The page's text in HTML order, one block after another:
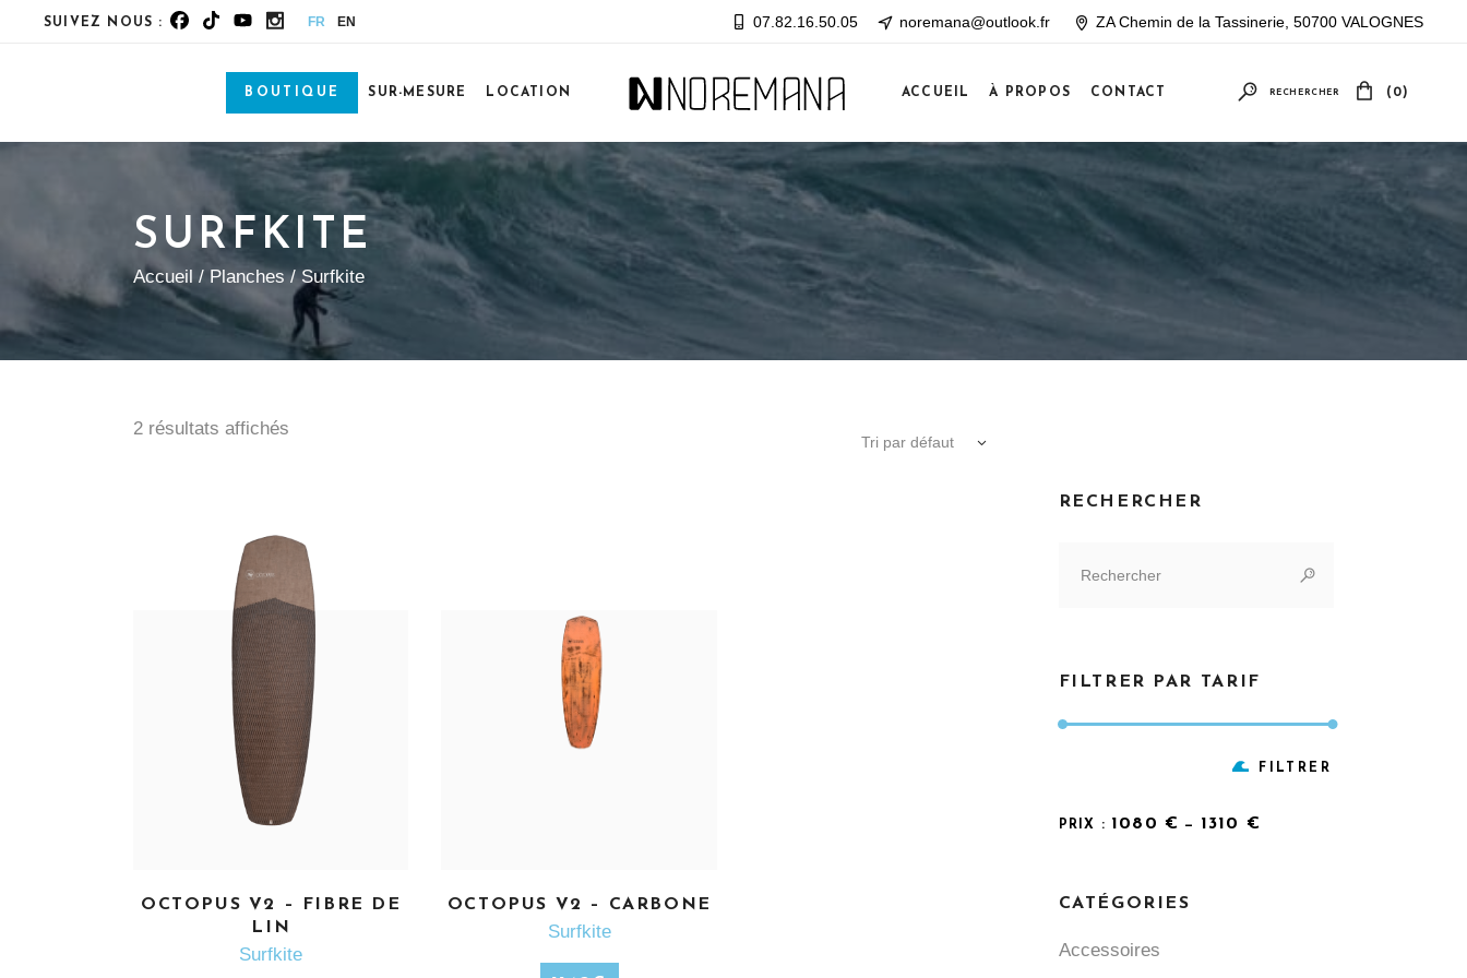
SUIVEZ NOUS : FR EN 07.82.16.50.05 noremana@outlook.fr ZA Chemin de la Tassinerie, 50700 VALOGNES
BOUTIQUE SUR-MESURE LOCATION ACCUEIL À PROPOS CONTACT RECHERCHER (0)
Votre panier est vide
SURFKITE
Accueil / Planches/ Surfkite
2 résultats affichés
Tri par défaut
EN SAVOIR PLUS
OCTOPUS V2 – FIBRE DE
LIN
Surfkite
EN SAVOIR PLUS
OCTOPUS V2 – CARBONE
Surfkite
RECHERCHER
for:
FILTRER PAR TARIF
FILTRER
PRIX : 1080 € — 1310 €
CATÉGORIES
Accessoires